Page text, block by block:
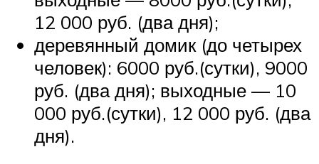
12 000 руб. (два дня);
деревянный домик (до четырех
человек): 6000 руб.(сутки), 9000
руб. (два дня); выходные — 10
000 руб.(сутки), 12 000 руб. (два
дня).